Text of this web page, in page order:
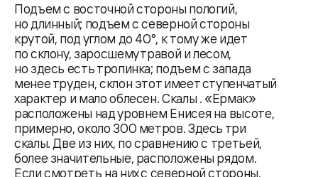
Подъем с восточной стороны пологий,
но длинный; подъем с северной стороны
крутой, под углом до 40°, к тому же идет
по склону, заросшему травой и лесом,
но здесь есть тропинка; подъем с запада
менее труден, склон этот имеет ступенчатый
характер и мало облесен. Скалы . «Ермак»
расположены над уровнем Енисея на высоте,
примерно, около 300 метров. Здесь три
скалы. Две из них, по сравнению с третьей,
более значительные, расположены рядом.
Если смотреть на них с северной стороны,